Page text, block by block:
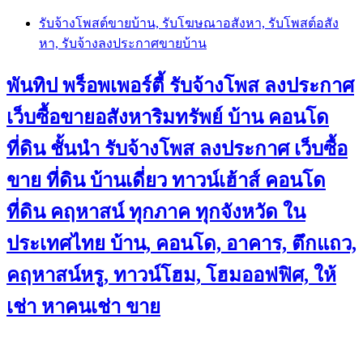
Skip
content
รับจ้างโพสต์ขายบ้าน, รับโฆษณาอสังหา, รับโพสต์อสัง
หา, รับจ้างลงประกาศขายบ้าน
พันทิป พร็อพเพอร์ตี้ รับจ้างโพส ลงประกาศ
เว็บซื้อขายอสังหาริมทรัพย์ บ้าน คอนโด
ที่ดิน ชั้นนำ รับจ้างโพส ลงประกาศ เว็บซื้อ
ขาย ที่ดิน บ้านเดี่ยว ทาวน์เฮ้าส์ คอนโด
ที่ดิน คฤหาสน์ ทุกภาค ทุกจังหวัด ใน
ประเทศไทย บ้าน, คอนโด, อาคาร, ตึกแถว,
คฤหาสน์หรู, ทาวน์โฮม, โฮมออฟฟิศ, ให้
เช่า หาคนเช่า ขาย